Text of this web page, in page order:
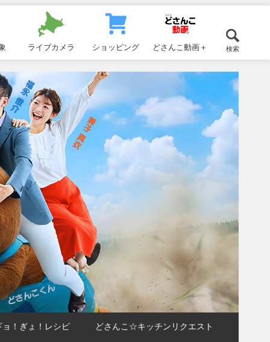
ライブカメラ ショッピング どさんこ動画＋ 検索
ョ！ぎょ！レシピ どさんこ☆キッチンリクエスト